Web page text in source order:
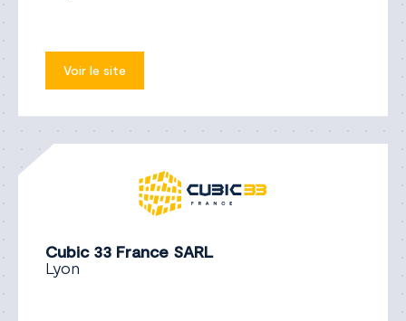
Voir le site
Cubic 33 France SARL
Lyon